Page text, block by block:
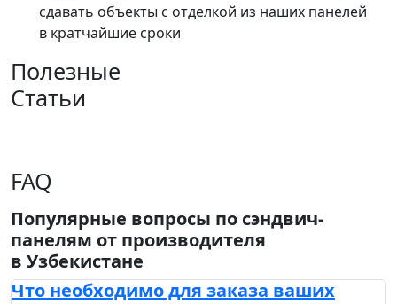
сдавать объекты с отделкой из наших панелей
в кратчайшие сроки
Полезные
Статьи
FAQ
Популярные вопросы по сэндвич-
панелям от производителя
в Узбекистане
Что необходимо для заказа ваших